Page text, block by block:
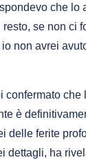
che lo
se non ci
non avrei
confermato che
è
delle ferite
dettagli, ha